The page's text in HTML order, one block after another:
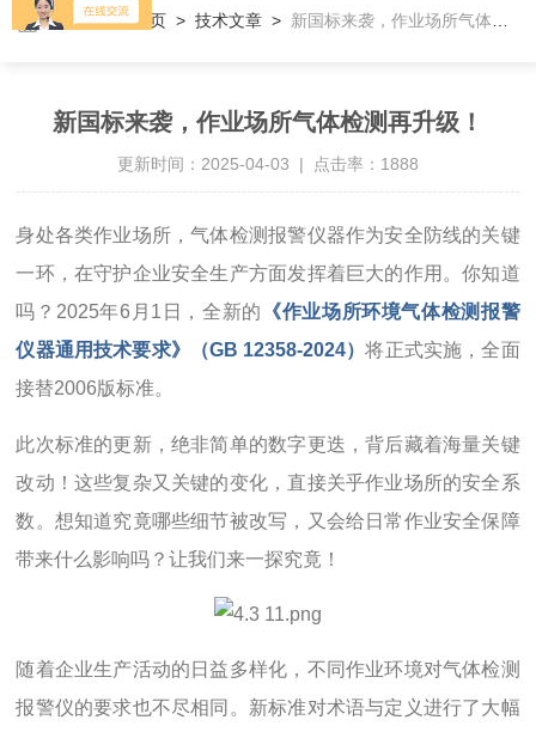
当前位置：首页 >技术文章 > 新国标来袭，作业场所气体检测再升级！
新国标来袭，作业场所气体检测再升级！
更新时间：2025-04-03 | 点击率：1888
身处各类作业场所，气体检测报警仪器作为安全防线的关键
一环，在守护企业安全生产方面发挥着巨大的作用。你知道
吗？2025年6月1日，全新的
《作业场所环境气体检测报警
仪器通用技术要求》（GB 12358-2024）将正式实施，全面
接替2006版标准。
此次标准的更新，绝非简单的数字更迭，背后藏着海量关键
改动！这些复杂又关键的变化，直接关乎作业场所的安全系
数。想知道究竟哪些细节被改写，又会给日常作业安全保障
带来什么影响吗？让我们来一探究竟！
随着企业生产活动的日益多样化，不同作业环境对气体检测
报警仪的要求也不尽相同。新标准对术语与定义进行了大幅